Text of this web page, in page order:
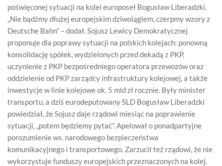
poświęconej sytuacji na kolei europoseł Bogusław Liberadzki.
„Nie bądźmy dłużej europejskim dziwolągiem, czerpmy wzory z
Deutsche Bahn” – dodał. Sojusz Lewicy Demokratycznej
proponuje dla poprawy sytuacji na polskich kolejach: ponowną
konsolidację spółek, wydzielonych przed dekadą z PKP,
uczynienie z PKP bezpośredniego operatora przewozów oraz
oddzielenie od PKP zarządcy infrastruktury kolejowej, a także
inwestycje w linie kolejowe ok. 5 mld zł rocznie. Były minister
transportu, a dziś eurodeputowany SLD Bogusław Liberadzki
powiedział, że Sojusz daje rządowi miesiąc na poprawienie
sytuacji, „potem będziemy pytać”. Apelował o ponadpartyjne
porozumienie ws. narodowego bezpieczeństwa
komunikacyjnego i transportowego. Zarzucił też rządowi, że nie
wykorzystuje funduszy europejskich przeznaczonych na kolej.